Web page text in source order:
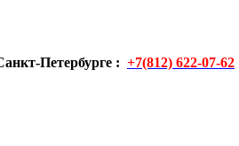
Петербурге : +7(812) 622-07-62